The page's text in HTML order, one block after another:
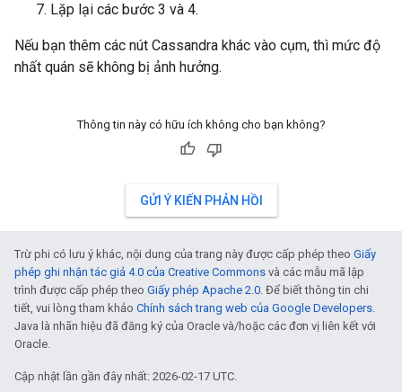
Lặp lại các bước 3 và 4.
Nếu bạn thêm các nút Cassandra khác vào cụm, thì mức độ
nhất quán sẽ không bị ảnh hưởng.
Thông tin này có hữu ích không cho bạn không?
GỬI Ý KIẾN PHẢN HỒI
Trừ phi có lưu ý khác, nội dung của trang này được cấp phép theo Giấy
phép ghi nhận tác giả 4.0 của Creative Commons và các mẫu mã lập
trình được cấp phép theo Giấy phép Apache 2.0. Để biết thông tin chi
tiết, vui lòng tham khảo Chính sách trang web của Google Developers.
Java là nhãn hiệu đã đăng ký của Oracle và/hoặc các đơn vị liên kết với
Oracle.
Cập nhật lần gần đây nhất: 2026-02-17 UTC.